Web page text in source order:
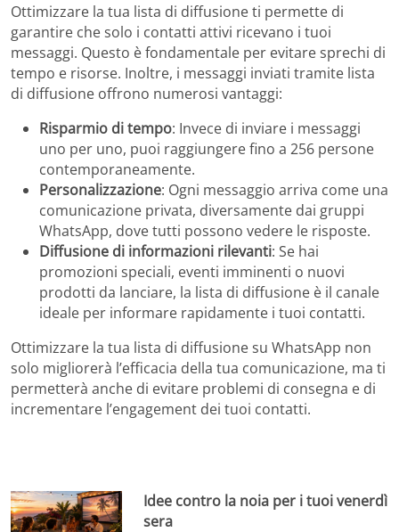
Ottimizzare la tua lista di diffusione ti permette di
garantire che solo i contatti attivi ricevano i tuoi
messaggi. Questo è fondamentale per evitare sprechi di
tempo e risorse. Inoltre, i messaggi inviati tramite lista
di diffusione offrono numerosi vantaggi:
Risparmio di tempo: Invece di inviare i messaggi
uno per uno, puoi raggiungere fino a 256 persone
contemporaneamente.
Personalizzazione: Ogni messaggio arriva come una
comunicazione privata, diversamente dai gruppi
WhatsApp, dove tutti possono vedere le risposte.
Diffusione di informazioni rilevanti: Se hai
promozioni speciali, eventi imminenti o nuovi
prodotti da lanciare, la lista di diffusione è il canale
ideale per informare rapidamente i tuoi contatti.
Ottimizzare la tua lista di diffusione su WhatsApp non
solo migliorerà l’efficacia della tua comunicazione, ma ti
permetterà anche di evitare problemi di consegna e di
incrementare l’engagement dei tuoi contatti.
Idee contro la noia per i tuoi venerdì
sera